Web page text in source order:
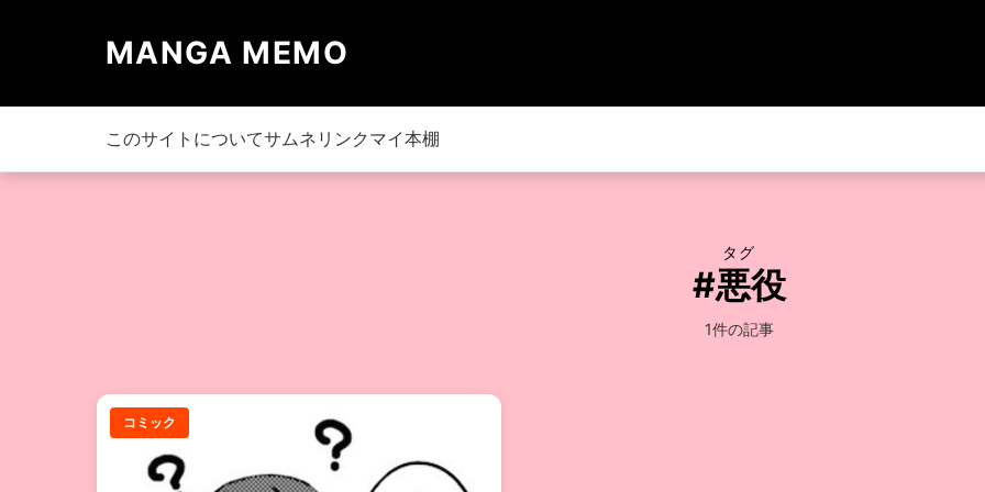
MANGA MEMO
このサイトについてサムネリンク マイ本棚
タグ
#悪役
1件の記事
コミック